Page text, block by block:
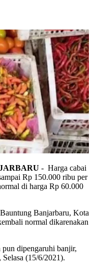
- Harga cabai
Rp 150.000 ribu per
di harga Rp 60.000
Banjarbaru, Kota
normal dikarenakan
pun dipengaruhi banjir,
(15/6/2021).